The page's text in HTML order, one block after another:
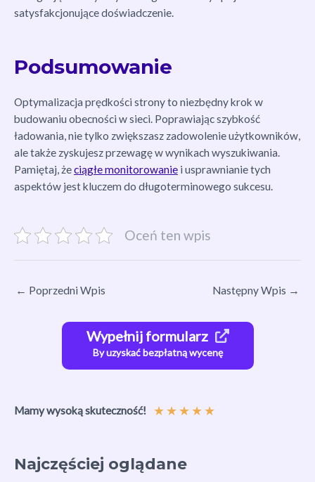
satysfakcjonujące doświadczenie.
Podsumowanie
Optymalizacja prędkości strony to niezbędny krok w
budowaniu obecności w sieci. Poprawiając szybkość
ładowania, nie tylko zwiększasz zadowolenie użytkowników,
ale także zyskujesz przewagę w wynikach wyszukiwania.
Pamiętaj, żeciągłe monitorowanie i usprawnianie tych
aspektów jest kluczem do długoterminowego sukcesu.
Oceń ten wpis
← Poprzedni Wpis Następny Wpis →
Wypełnij formularz
By uzyskać bezpłatną wycenę
Mamy wysoką skuteczność! ★★★★★
Najczęściej oglądane